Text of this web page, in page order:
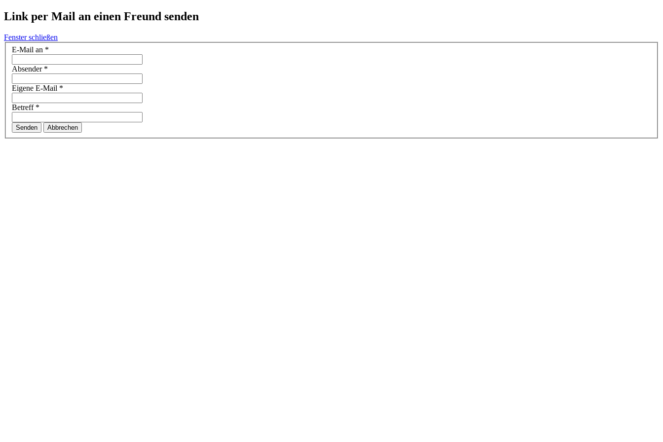
Link per Mail an einen Freund senden
Fenster schließen
E-Mail an *
Absender*
Eigene E-Mail *
Betreff*
Senden Abbrechen